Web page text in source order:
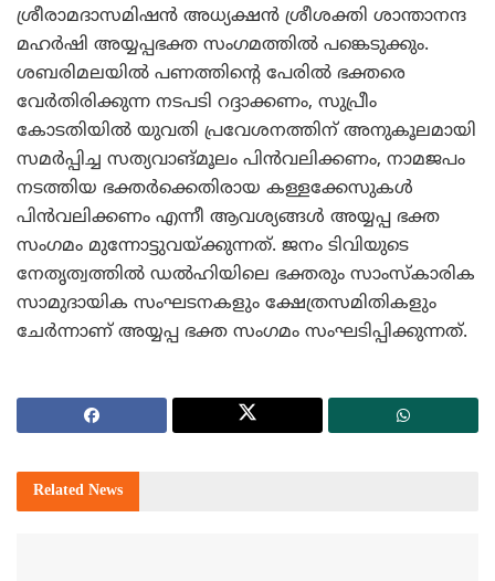
ശ്രീരാമദാസമിഷന്‍ അധ്യക്ഷന്‍ ശ്രീശക്തി ശാന്താനന്ദ
മഹര്‍ഷി അയ്യപ്പഭക്ത സംഗമത്തില്‍ പങ്കെടുക്കും.
ശബരിമലയില്‍ പണത്തിന്റെ പേരില്‍ ഭക്തരെ
വേര്‍തിരിക്കുന്ന നടപടി റദ്ദാക്കണം, സുപ്രീം
കോടതിയില്‍ യുവതി പ്രവേശനത്തിന് അനുകൂലമായി
സമര്‍പ്പിച്ച സത്യവാങ്മൂലം പിന്‍വലിക്കണം, നാമജപം
നടത്തിയ ഭക്തര്‍ക്കെതിരായ കള്ളക്കേസുകള്‍
പിന്‍വലിക്കണം എന്നീ ആവശ്യങ്ങള്‍ അയ്യപ്പ ഭക്ത
സംഗമം മുന്നോട്ടുവയ്ക്കുന്നത്. ജനം ടിവിയുടെ
നേതൃത്വത്തില്‍ ഡല്‍ഹിയിലെ ഭക്തരും സാംസ്‌കാരിക
സാമുദായിക സംഘടനകളും ക്ഷേത്രസമിതികളും
ചേര്‍ന്നാണ് അയ്യപ്പ ഭക്ത സംഗമം സംഘടിപ്പിക്കുന്നത്.
Related News